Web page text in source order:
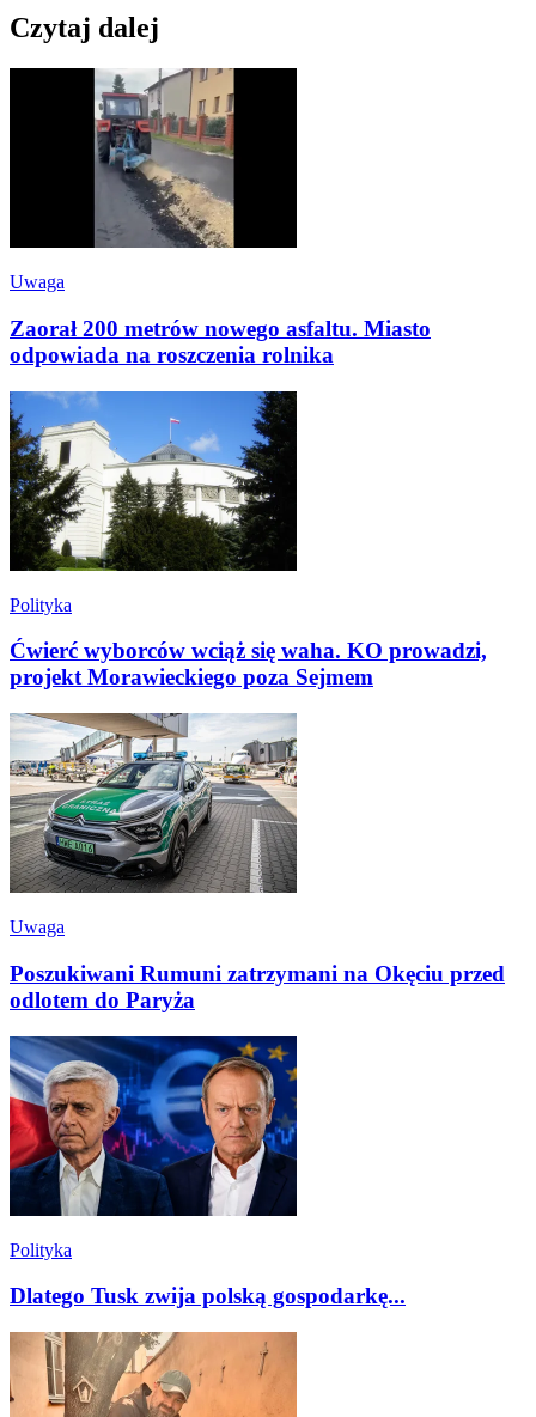
Czytaj dalej
Uwaga
Zaorał 200 metrów nowego asfaltu. Miasto
odpowiada na roszczenia rolnika
Polityka
Ćwierć wyborców wciąż się waha. KO prowadzi,
projekt Morawieckiego poza Sejmem
Uwaga
Poszukiwani Rumuni zatrzymani na Okęciu przed
odlotem do Paryża
Polityka
Dlatego Tusk zwija polską gospodarkę...